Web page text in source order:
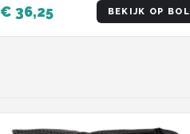
€ 36,25 BEKIJK OP BOL